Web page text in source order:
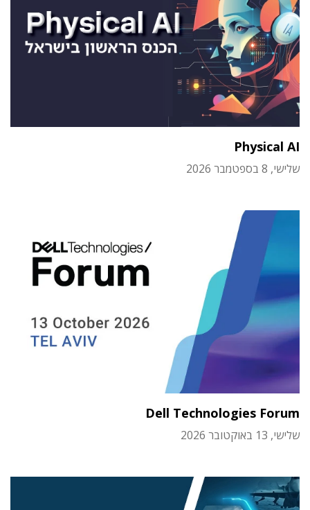
Physical AI
שלישי, 8 בספטמבר 2026
Dell Technologies Forum
שלישי, 13 באוקטובר 2026